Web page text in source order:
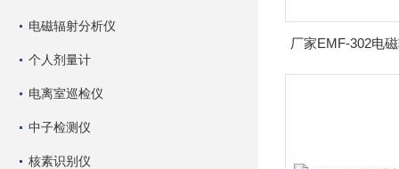
电磁辐射分析仪
个人剂量计
电离室巡检仪
中子检测仪
核素识别仪